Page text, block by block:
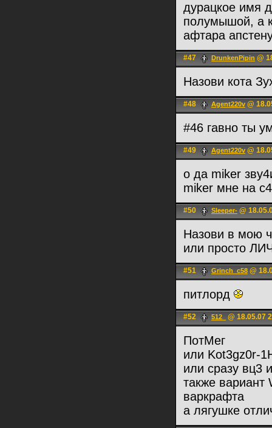
дурацкое имя
полумышой, а
афтара
#47 DrunkenPipin @
Назови кота
#48 Agent220v @
#46 гавно ты
#49 Agent220v @
о да miker
miker мне на
#50 Sleeper- @
Назови в мою
или просто
#51 Grinch_c58 @
питлорд
#52 512_ @ 18.05.07
ПотМег
или Kot3gz0r-
или сразу вц3
также вариант
варкрафта
а лягушке